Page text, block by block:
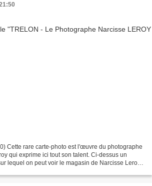
Cette rare carte-photo est l'œuvre du photographe
qui exprime ici tout son talent. Ci-dessus un
lequel on peut voir le magasin de Narcisse Leroy.